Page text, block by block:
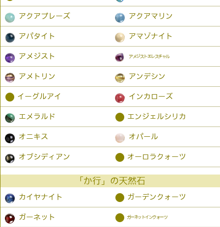
アクアプレーズ アクアマリン
アパタイト アマゾナイト
アメジスト アメジストエレスチャル
アメトリン アンデシン
● イーグルアイ インカローズ
エメラルド ● エンジェルシリカ
オニキス オパール
オブシディアン ● オーロラクォーツ
「か行」の天然石
カイヤナイト ● ガーデンクォーツ
ガーネット ● ガーネットインクォーツ